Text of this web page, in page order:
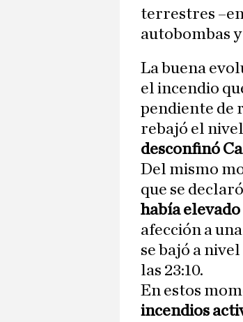
terrestres
autobombas
La buena
el incendio
pendiente de
rebajó el nivel
desconfinó
Del mismo
que se
había elevado
afección a
se bajó a
las 23:10.
En estos
incendios